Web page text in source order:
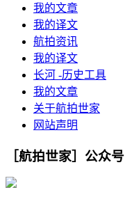
我的文章
我的译文
航拍资讯
我的译文
长河 -历史工具
我的文章
关于航拍世家
网站声明
［航拍世家］公众号